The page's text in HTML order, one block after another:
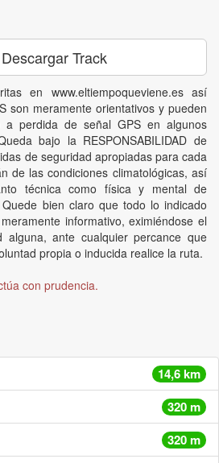
Track
en www.eltiempoqueviene.es así
son meramente orientativos y pueden
a perdida de señal GPS en algunos
bajo la RESPONSABILIDAD de
de seguridad apropiadas para cada
de las condiciones climatológicas, así
técnica como física y mental de
bien claro que todo lo indicado
informativo, eximiéndose el
alguna, ante cualquier percance que
propia o inducida realice la ruta.
con prudencia.
14,6 km
320 m
320 m